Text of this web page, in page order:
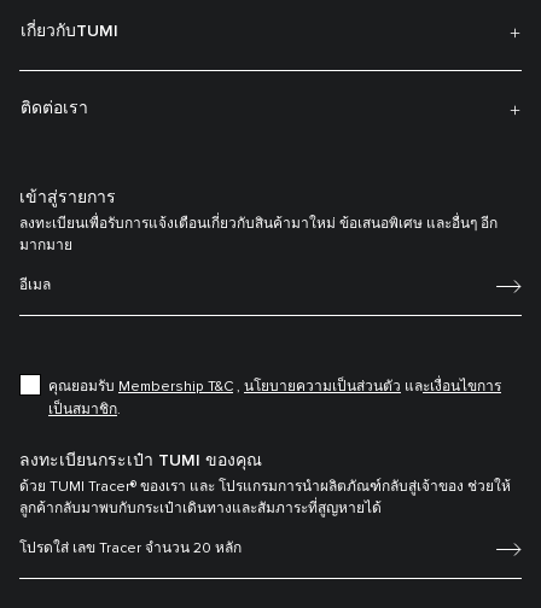
เกี่ยวกับTUMI
ติดต่อเรา
เข้าสู่รายการ
ลงทะเบียนเพื่อรับการแจ้งเตือนเกี่ยวกับสินค้ามาใหม่ ข้อเสนอพิเศษ และอื่นๆ อีก
มากมาย
คุณยอมรับ Membership T&C , นโยบายความเป็นส่วนตัว และเงื่อนไขการ
เป็นสมาชิก.
ลงทะเบียนกระเป๋า TUMI ของคุณ
ด้วย TUMI Tracer® ของเรา และ โปรแกรมการนำผลิตภัณฑ์กลับสู่เจ้าของ ช่วยให้
ลูกค้ากลับมาพบกับกระเป๋าเดินทางและสัมภาระที่สูญหายได้